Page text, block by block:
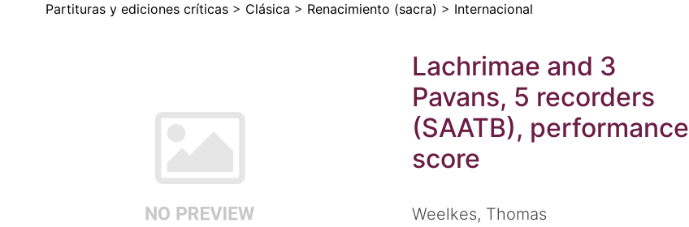
Partituras y ediciones críticas > Clásica > Renacimiento (sacra) > Internacional
Lachrimae and 3
Pavans, 5 recorders
(SAATB), performance
score
Weelkes, Thomas